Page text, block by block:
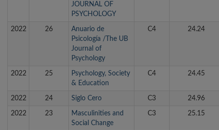
JOURNAL OF
PSYCHOLOGY
2022 26
Anuario de
Psicología /The UB
Journal of
Psychology
C4 24.24
2022 25
Psychology, Society
& Education
C4 24.45
2022 24 Siglo Cero C3 24.96
2022 23
Masculinities and
Social Change
C3 25.15